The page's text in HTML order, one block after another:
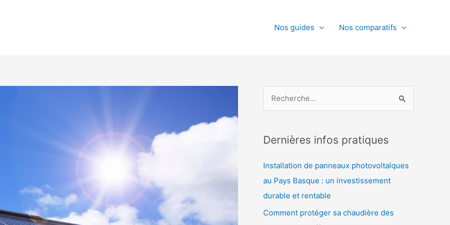
Nos guides Nos comparatifs
h
r
c
h
e
Dernières infos pratiques
Installation de panneaux photovoltaïques
au Pays Basque : un investissement
durable et rentable
Comment protéger sa chaudière des